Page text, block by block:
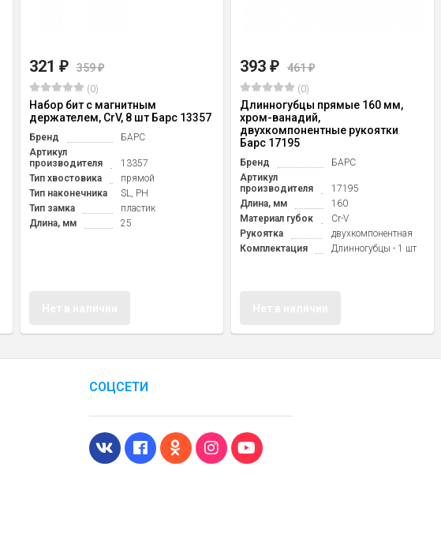
321 ₽ 359₽
(0)
Набор бит с магнитным
держателем, CrV, 8 шт Барс 13357
Бренд
БАРС
Артикул
производителя
13357
Тип хвостовика
прямой
Тип наконечника
SL, PH
Тип замка
пластик
Длина, мм
25
393 ₽ 461₽
(0)
Длинногубцы прямые 160 мм,
хром-ванадий,
двухкомпонентные рукоятки
Барс 17195
Бренд
БАРС
Артикул
производителя
17195
Длина, мм
160
Материал губок
Cr-V
Рукоятка
двухкомпонентная
Комплектация
Длинногубцы - 1 шт
СОЦСЕТИ